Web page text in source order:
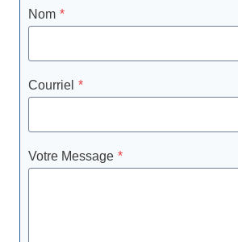
Nom *
Courriel *
Votre Message *